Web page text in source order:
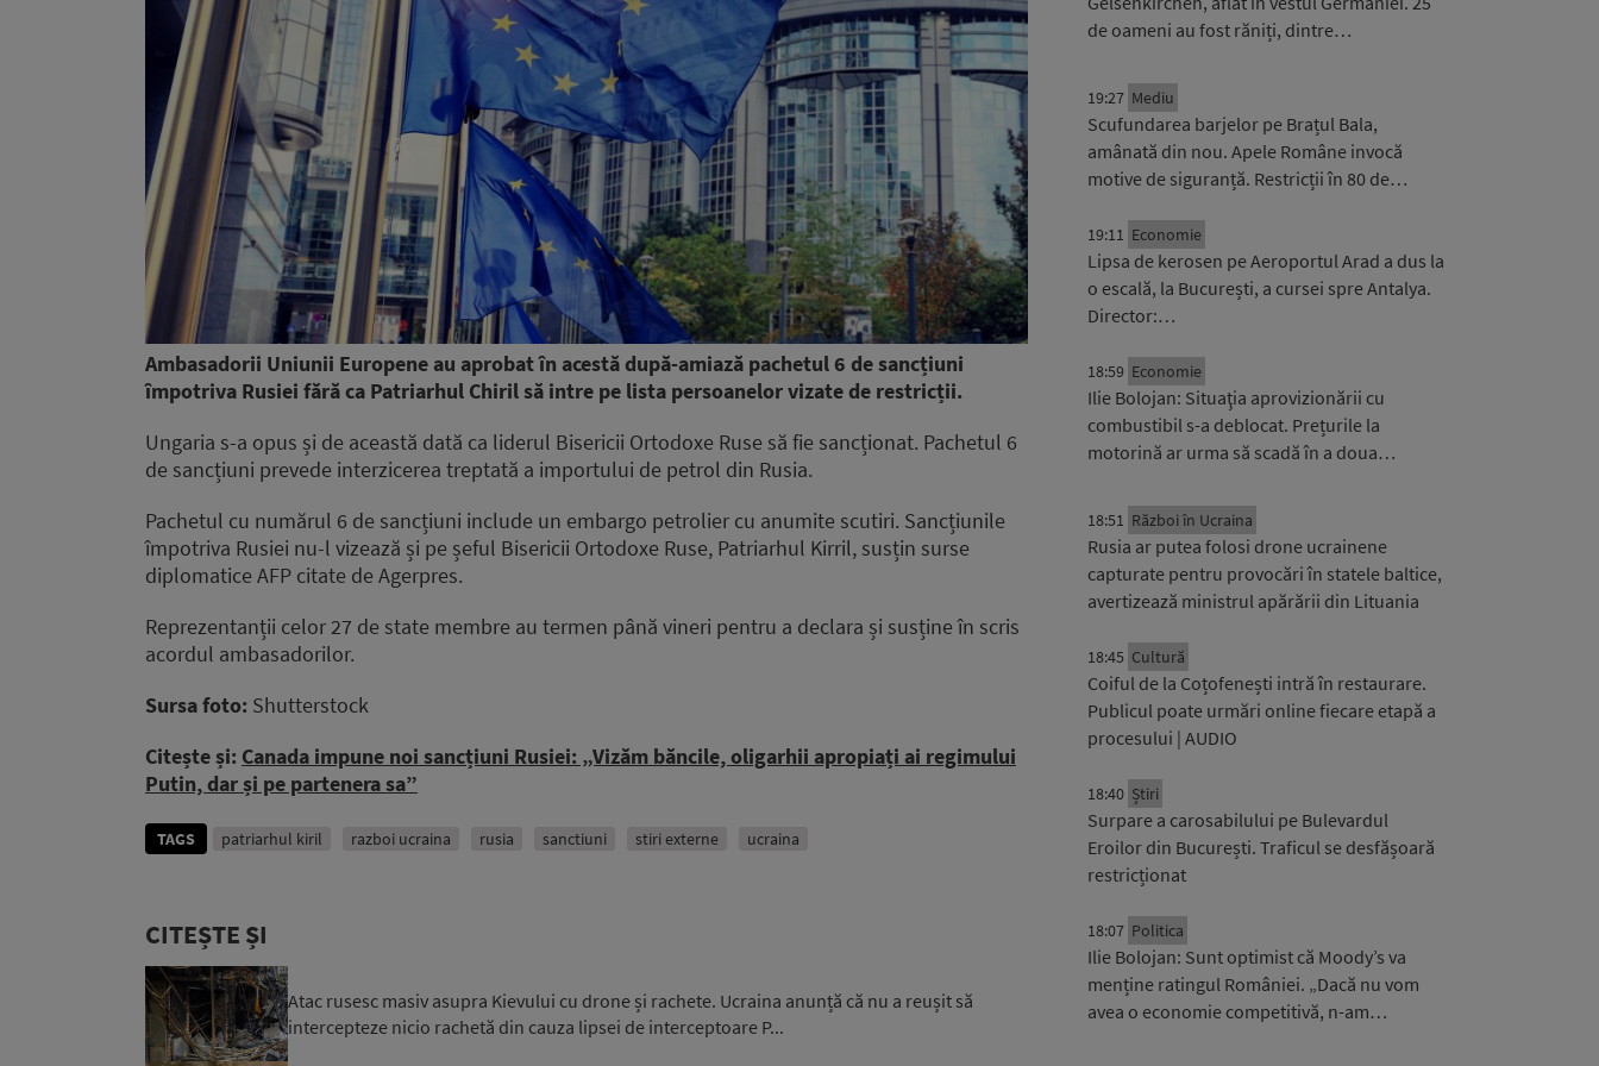
Ambasadorii Uniunii Europene au aprobat în acestă după-amiază pachetul 6 de sancțiuni
împotriva Rusiei fără ca Patriarhul Chiril să intre pe lista persoanelor vizate de restricții.
Ungaria s-a opus și de această dată ca liderul Bisericii Ortodoxe Ruse să fie sancționat. Pachetul 6
de sancțiuni prevede interzicerea treptată a importului de petrol din Rusia.
Pachetul cu numărul 6 de sancțiuni include un embargo petrolier cu anumite scutiri. Sancțiunile
împotriva Rusiei nu-l vizează și pe șeful Bisericii Ortodoxe Ruse, Patriarhul Kirril, susțin surse
diplomatice AFP citate de Agerpres.
Reprezentanții celor 27 de state membre au termen până vineri pentru a declara și susține în scris
acordul ambasadorilor.
Sursa foto: Shutterstock
Citește și: Canada impune noi sancțiuni Rusiei: „Vizăm băncile, oligarhii apropiați ai regimului
Putin, dar și pe partenera sa”
TAGS patriarhul kiril razboi ucraina rusia sanctiuni stiri externe ucraina
CITEȘTE ȘI
Atac rusesc masiv asupra Kievului cu drone și rachete. Ucraina anunță că nu a reușit să
intercepteze nicio rachetă din cauza lipsei de interceptoare P...
de oameni au fost răniți, dintre…
19:27 Mediu
Scufundarea barjelor pe Brațul Bala,
amânată din nou. Apele Române invocă
motive de siguranță. Restricții în 80 de…
19:11 Economie
Lipsa de kerosen pe Aeroportul Arad a dus la
o escală, la București, a cursei spre Antalya.
Director:…
18:59 Economie
Ilie Bolojan: Situaţia aprovizionării cu
combustibil s-a deblocat. Prețurile la
motorină ar urma să scadă în a doua…
18:51 Război în Ucraina
Rusia ar putea folosi drone ucrainene
capturate pentru provocări în statele baltice,
avertizează ministrul apărării din Lituania
18:45 Cultură
Coiful de la Coțofenești intră în restaurare.
Publicul poate urmări online fiecare etapă a
procesului | AUDIO
18:40 Știri
Surpare a carosabilului pe Bulevardul
Eroilor din București. Traficul se desfășoară
restricționat
18:07 Politica
Ilie Bolojan: Sunt optimist că Moody’s va
menține ratingul României. „Dacă nu vom
avea o economie competitivă, n-am…